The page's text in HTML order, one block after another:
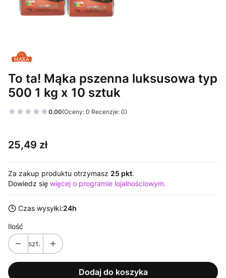
To ta! Mąka pszenna luksusowa typ
500 1 kg x 10 sztuk
0.00(Oceny: 0 Recenzje: 0)
Cena
25,49 zł
Za zakup produktu otrzymasz 25 pkt.
Dowiedz się więcej o programie lojalnościowym.
Czas wysyłki:24h
Ilość
szt.
Dodaj do koszyka